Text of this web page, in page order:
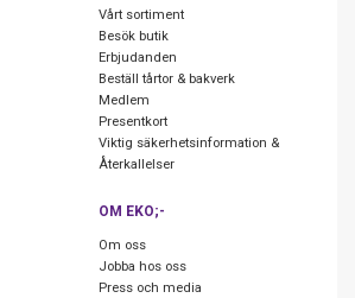
Vårt sortiment
Besök butik
Erbjudanden
Beställ tårtor & bakverk
Medlem
Presentkort
Viktig säkerhetsinformation &
Återkallelser
OM EKO;-
Om oss
Jobba hos oss
Press och media